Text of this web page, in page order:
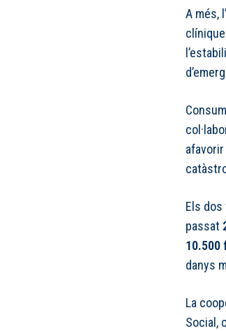
A més,
Els
passat
10.500
danys
La
Social,